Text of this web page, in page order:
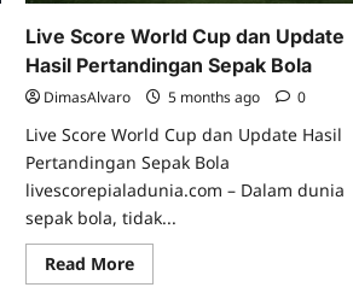
Live Score World Cup dan Update
Hasil Pertandingan Sepak Bola
DimasAlvaro 5 months ago 0
Live Score World Cup dan Update Hasil
Pertandingan Sepak Bola
livescorepialadunia.com – Dalam dunia
sepak bola, tidak...
Read MoreRead
more